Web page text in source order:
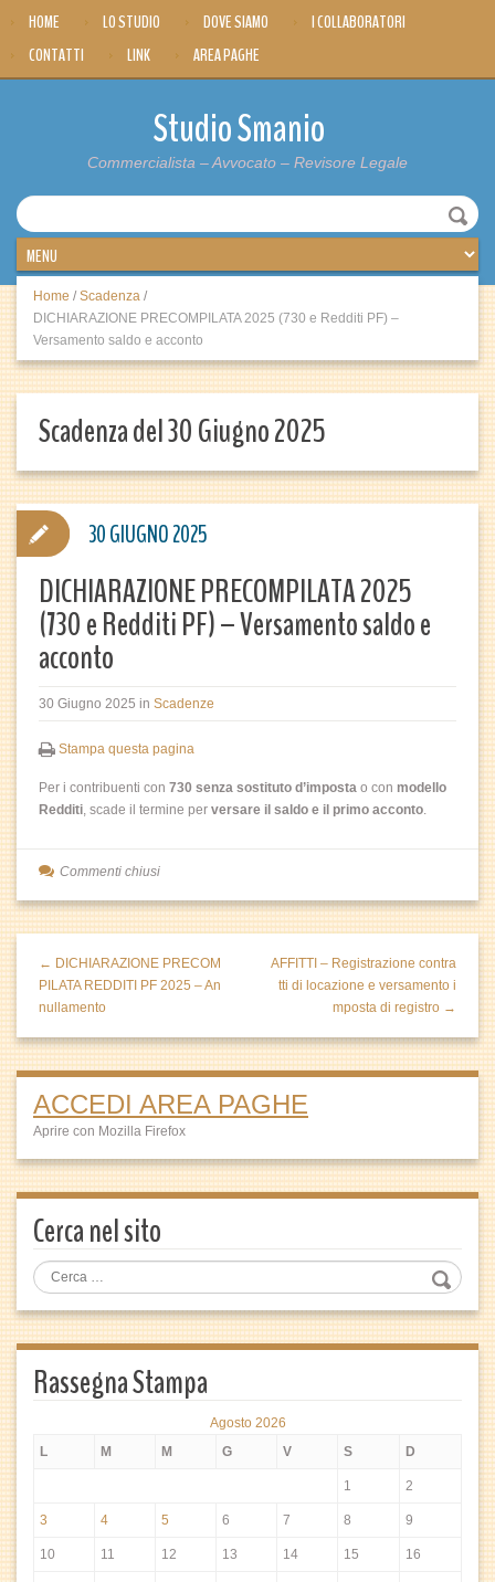
HOME LO STUDIO DOVE SIAMO
I COLLABORATORI
CONTATTI
LINK AREA PAGHE
Studio Smanio
Commercialista – Avvocato – Revisore Legale
Home / Scadenza /
DICHIARAZIONE PRECOMPILATA 2025 (730 e Redditi PF) –
Versamento saldo e acconto
Scadenza del 30 Giugno 2025
DICHIARAZIONE PRECOMPILATA 2025
(730 e Redditi PF) – Versamento saldo e
acconto
30 Giugno 2025 in Scadenze
Stampa questa pagina
Per i contribuenti con 730 senza sostituto d’imposta o con modello
Redditi, scade il termine per versare il saldo e il primo acconto.
30 GIUGNO 2025
Commenti chiusi
← DICHIARAZIONE PRECOM
PILATA REDDITI PF 2025 – An
nullamento
AFFITTI – Registrazione contra
tti di locazione e versamento i
mposta di registro →
ACCEDI AREA PAGHE
Aprire con Mozilla Firefox
Cerca nel sito
Rassegna Stampa
Agosto 2026
L
M M G V S D
1 2
3 4 5 6 7 8 9
10 11 12 13 14 15 16